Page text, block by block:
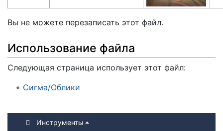
Вы не можете перезаписать этот файл.
Использование файла
Следующая страница использует этот файл:
Сигма/Облики
Инструменты